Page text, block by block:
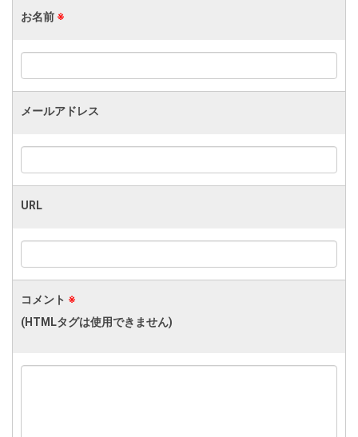
お名前 ※
メールアドレス
URL
コメント ※
(HTMLタグは使用できません)